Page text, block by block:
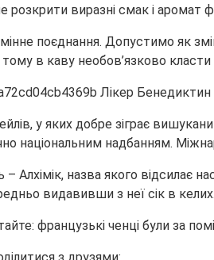
виразні смак і аромат
поєднання. Допустимо як
в каву необов’язково класти
у яких добре зіграє
національним надбанням.
Алхімік, назва якого відсилає
видавивши з неї сік в келих.
французькі ченці були за